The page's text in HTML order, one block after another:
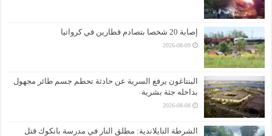
إصابة 20 شخصا بتصادم قطارين في كرواتيا
2026-08-09
البنتاغون يرفع السرية عن حادثة تحطم جسم طائر مجهول
بداخله جثة بشرية
2026-08-08
الشرطة التايلاندية: مطلق النار في مدرسة بانكوك قتل